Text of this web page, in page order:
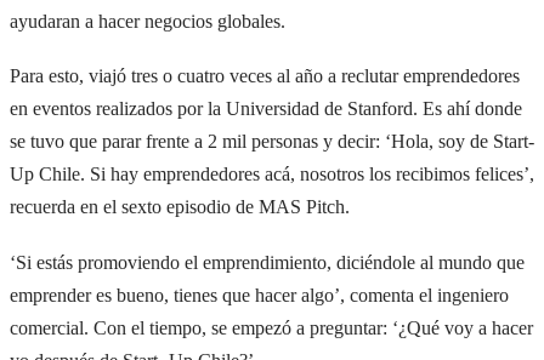
ayudaran a hacer negocios globales.
Para esto, viajó tres o cuatro veces al año a reclutar emprendedores
en eventos realizados por la Universidad de Stanford. Es ahí donde
se tuvo que parar frente a 2 mil personas y decir: ‘Hola, soy de Start-
Up Chile. Si hay emprendedores acá, nosotros los recibimos felices’,
recuerda en el sexto episodio de MAS Pitch.
‘Si estás promoviendo el emprendimiento, diciéndole al mundo que
emprender es bueno, tienes que hacer algo’, comenta el ingeniero
comercial. Con el tiempo, se empezó a preguntar: ‘¿Qué voy a hacer